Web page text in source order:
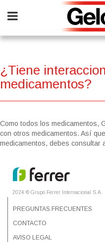
content
¿Tiene
medicamentos?
Como todos los medicamentos,
con otros medicamentos. Así
medicamentos, debes consultar
2024 © Grupo Ferrer Internacional S.A.
PREGUNTAS FRECUENTES
CONTACTO
AVISO LEGAL